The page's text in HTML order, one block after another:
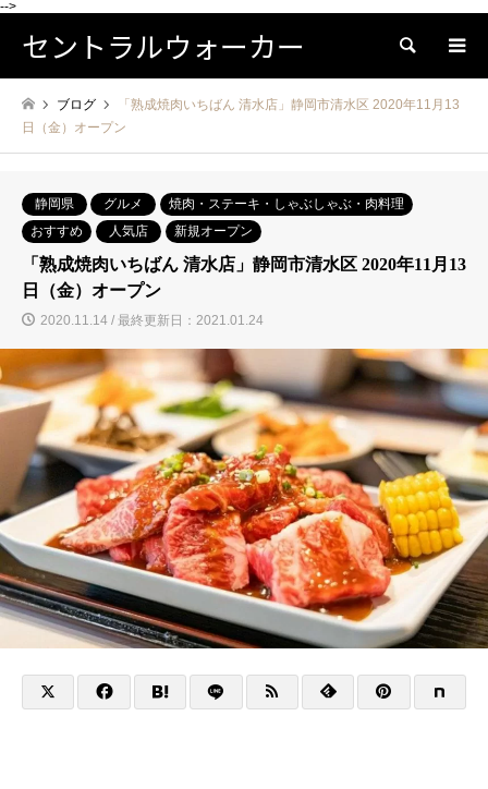
-->
セントラルウォーカー 検索
ブログ
「熟成焼肉いちばん 清水店」静岡市清水区 2020年11月13
日（金）オープン
静岡県 グルメ
焼肉・ステーキ・しゃぶしゃぶ・肉料理
おすすめ
人気店 新規オープン
「熟成焼肉いちばん 清水店」静岡市清水区 2020年11月13
日（金）オープン
2020.11.14 / 最終更新日：2021.01.24